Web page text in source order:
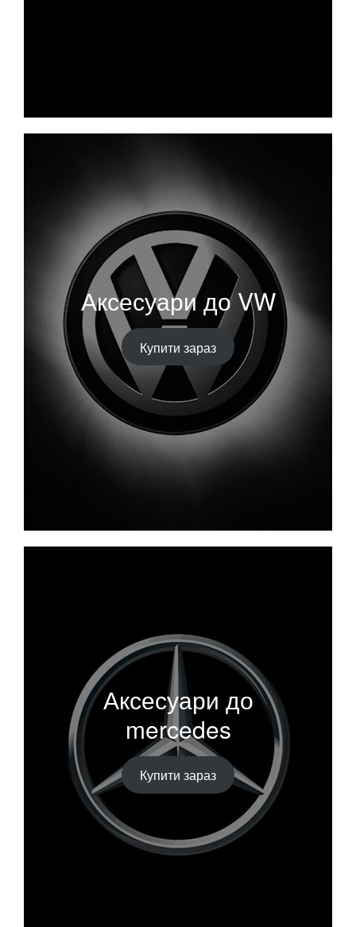
Аксесуари до VW
Купити зараз
Аксесуари до
mercedes
Купити зараз